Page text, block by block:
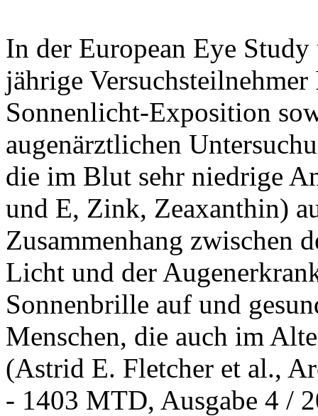
In der European Eye
jährige
Sonnenlicht-Exposition
augenärztlichen
die im Blut sehr niedrige
und E, Zink, Zeaxanthin)
Zusammenhang zwischen
Licht und der
Sonnenbrille auf und
Menschen, die auch im
(Astrid E. Fletcher et al.,
- 1403 MTD, Ausgabe 4 /